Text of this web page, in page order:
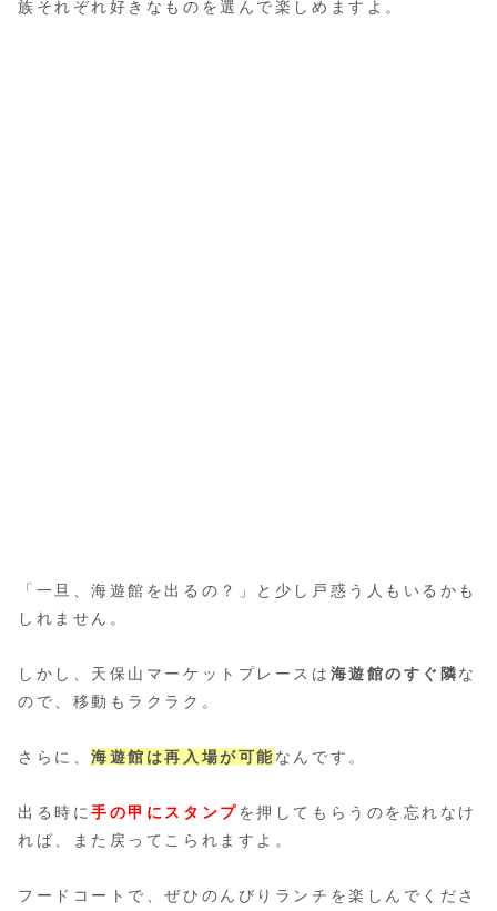
族それぞれ好きなものを選んで楽しめますよ。
「一旦、海遊館を出るの？」と少し戸惑う人もいるかも
しれません。
しかし、天保山マーケットプレースは 海遊館のすぐ隣な
ので、移動もラクラク。
さらに、海遊館は再入場が可能なんです。
出る時に手の甲にスタンプを押してもらうのを忘れなけ
れば、また戻ってこられますよ。
フードコートで、ぜひのんびりランチを楽しんでくださ